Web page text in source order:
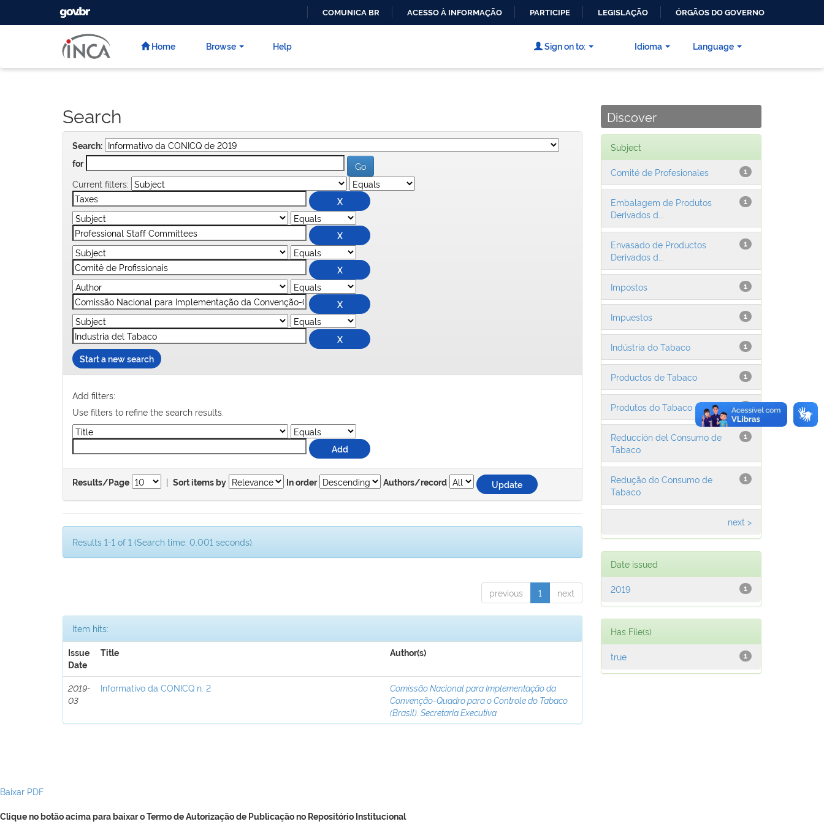
CONTEÚDO
GOVBR
COMUNICA BR ACESSO À INFORMAÇÃO PARTICIPE LEGISLAÇÃO ÓRGÃOS DO GOVERNO
Home Browse Help Language
Sign on to: Idioma
Search
Search:
for
Current filters:
Start a new search
Add filters:
Use filters to refine the search results.
Results/Page | Sort items by In order Authors/record
Results 1-1 of 1 (Search time: 0.001 seconds).
previous 1 next
Item hits:
Issue
Date
Title Author(s)
2019-
03
Informativo da CONICQ n. 2
Comissão Nacional para Implementação da
Convenção-Quadro para o Controle do Tabaco
(Brasil). Secretaria Executiva
Discover
Subject
1
Comité de Profesionales
1
Embalagem de Produtos
Derivados d...
1
Envasado de Productos
Derivados d...
1
Impostos
1
Impuestos
1
Indústria do Tabaco
1
Productos de Tabaco
1
Produtos do Tabaco
1
Reducción del Consumo de
Tabaco
1
Redução do Consumo de
Tabaco
next >
Date issued
1
2019
Has File(s)
1
true
Baixar PDF
Clique no botão acima para baixar o Termo de Autorização de Publicação no Repositório Institucional